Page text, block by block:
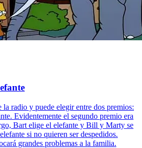
la radio y puede elegir entre dos premios:
Evidentemente el segundo premio era
Bart elige el elefante y Bill y Marty se
si no quieren ser despedidos.
grandes problemas a la familia.